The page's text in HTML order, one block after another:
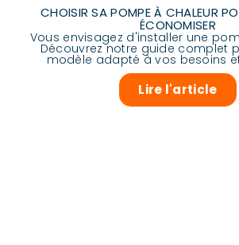
CHOISIR SA POMPE À CHALEUR
ÉCONOMISER
Vous envisagez d'installer une
Découvrez notre guide complet
modèle adapté à vos besoins
Lire l'article